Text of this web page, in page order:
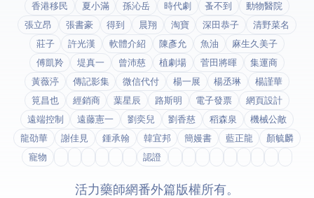
香港移民
夏小滿 孫沁岳 時代劇 蚤不到
動物醫院
張立昂
張書豪 得到app 晨翔 淘寶 深田恭子
清野菜名
莊子
許光漢 軟體介紹 陳彥允 魚油
麻生久美子
傅凱羚
堤真一 曾沛慈 植劇場 菅田將暉
集運商
黃薇渟
傳記影集 微信代付 楊一展 楊丞琳
楊謹華
筧昌也
經銷商 葉星辰 路斯明 電子發票
網頁設計
遠端控制
遠藤憲一 劉奕兒 劉香慈 稻森泉
機械公敵
龍劭華
謝佳見 鍾承翰 韓宜邦 簡嫚書 藍正龍
顏毓麟
寵物
fda認證
© 2026 活力藥師網番外篇. 版權所有。